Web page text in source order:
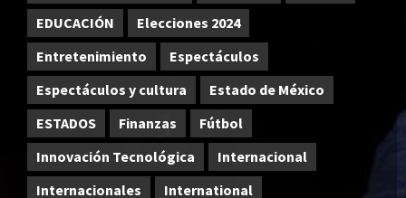
EDUCACIÓN
Elecciones 2024
Entretenimiento
Espectáculos
Espectáculos y cultura
Estado de México
ESTADOS
Finanzas
Fútbol
Innovación Tecnológica
Internacional
Internacionales
International